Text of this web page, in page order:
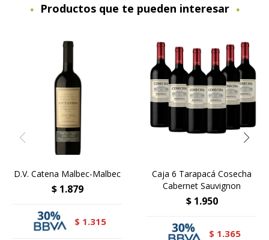
Productos que te pueden interesar
D.V. Catena Malbec-Malbec
$ 1.879
$ 1.315
Caja 6 Tarapacá Cosecha
Cabernet Sauvignon
$ 1.950
$ 1.365